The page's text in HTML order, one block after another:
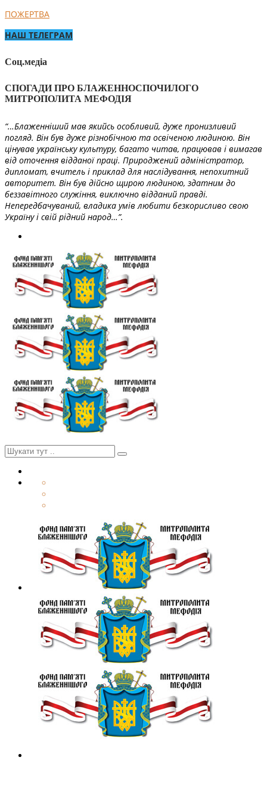
ПОЖЕРТВА
НАШ ТЕЛЕГРАМ
Соц.медіа
СПОГАДИ ПРО БЛАЖЕННОСПОЧИЛОГО
МИТРОПОЛИТА МЕФОДІЯ
“…Блаженніший мав якийсь особливий, дуже пронизливий
погляд. Він був дуже різнобічною та освіченою людиною. Він
цінував українську культуру, багато читав, працював і вимагав
від оточення відданої праці. Природжений адміністратор,
дипломат, вчитель і приклад для наслідування, непохитний
авторитет. Він був дійсно щирою людиною, здатним до
беззавітного служіння, виключно відданий правді.
Непередбачуваний, владика умів любити безкорисливо свою
Україну і свій рідний народ…”.